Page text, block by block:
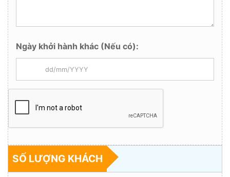
Ngày khởi hành khác (Nếu có):
SỐ LƯỢNG KHÁCH